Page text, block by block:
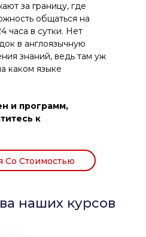
за границу, где
общаться на
часа в сутки. Нет
в англоязычную
знаний, ведь там уж
каком языке
и программ,
к
Со Стоимостью
наших курсов